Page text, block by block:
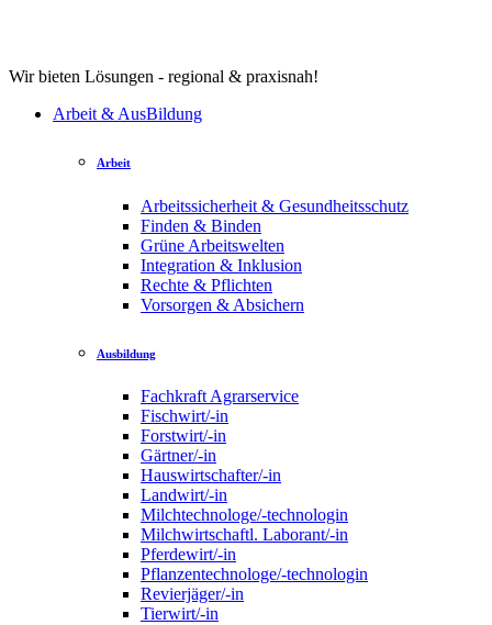
Wir bieten Lösungen - regional & praxisnah!
Arbeit & AusBildung
Arbeit
Arbeitssicherheit & Gesundheitsschutz
Finden & Binden
Grüne Arbeitswelten
Integration & Inklusion
Rechte & Pflichten
Vorsorgen & Absichern
Ausbildung
Fachkraft Agrarservice
Fischwirt/-in
Forstwirt/-in
Gärtner/-in
Hauswirtschafter/-in
Landwirt/-in
Milchtechnologe/-technologin
Milchwirtschaftl. Laborant/-in
Pferdewirt/-in
Pflanzentechnologe/-technologin
Revierjäger/-in
Tierwirt/-in